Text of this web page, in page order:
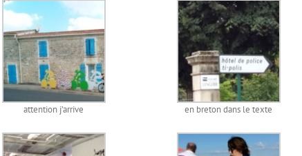
attention j’arrive en breton dans le texte